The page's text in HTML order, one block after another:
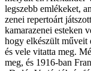
legszebb emlékeket,
zenei repertoárt
kamarazenei esteken
hogy elkészült műveit
és vele vitatta meg.
meg, és 1916-ban